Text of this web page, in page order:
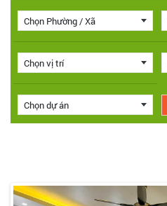
Chọn Phường / Xã
Chọn vị trí
Chọn dự án